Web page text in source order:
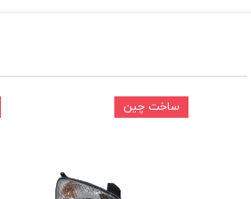
ساخت چین